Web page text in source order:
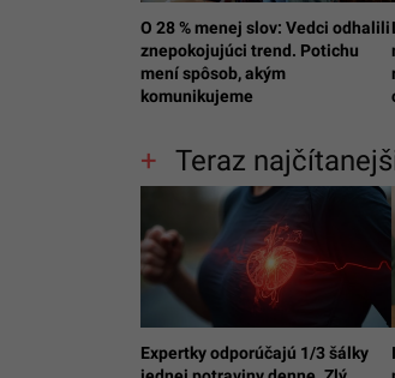
O 28 % menej slov: Vedci odhalili
znepokojujúci trend. Potichu
mení spôsob, akým
komunikujeme
Teraz
Expertky odporúčajú 1/3 šálky